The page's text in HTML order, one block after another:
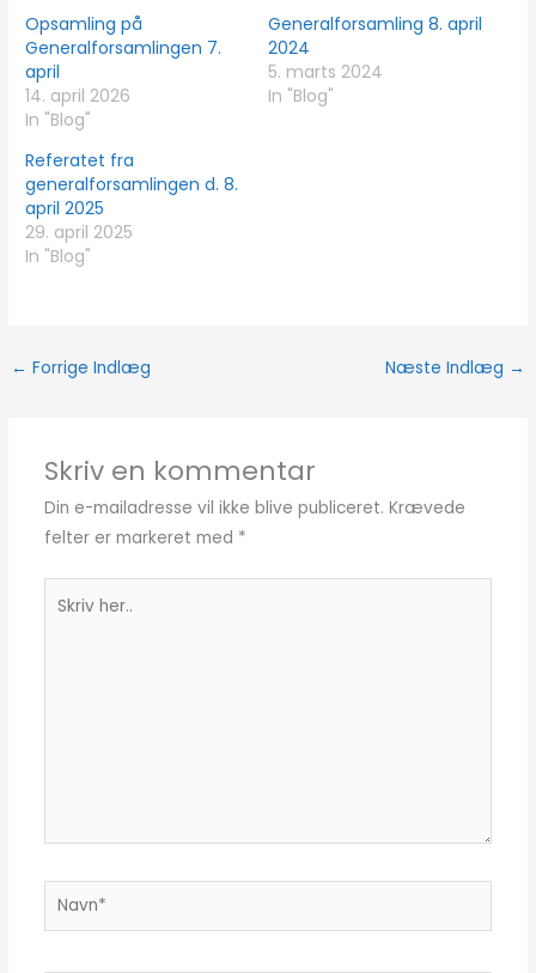
Opsamling på
Generalforsamlingen 7.
april
14. april 2026
In "Blog"
Generalforsamling 8. april
2024
5. marts 2024
In "Blog"
Referatet fra
generalforsamlingen d. 8.
april 2025
29. april 2025
In "Blog"
← Forrige Indlæg Næste Indlæg →
Skriv en kommentar
Din e-mailadresse vil ikke blive publiceret. Krævede
felter er markeret med *
Navn*